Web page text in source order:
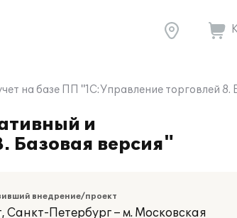
на базе ПП "1С:Управление торговлей 8.
и
Базовая версия"
внедрение/проект
Санкт-Петербург – м. Московская